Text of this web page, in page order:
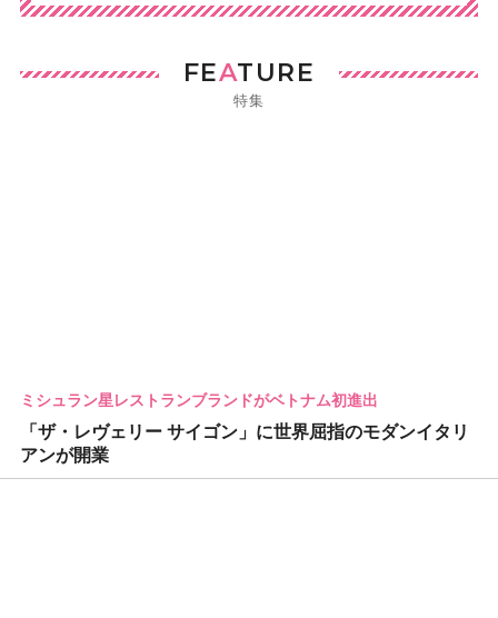
FEATURE
特集
ミシュラン星レストランブランドがベトナム初進出
「ザ・レヴェリー サイゴン」に世界屈指のモダンイタリ
アンが開業